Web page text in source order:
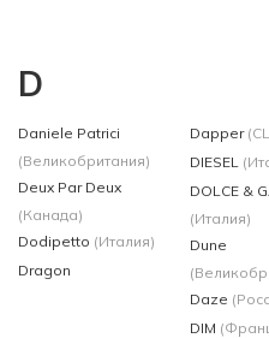
D
Daniele Patrici
(Великобритания)
Deux Par Deux
(Канада)
Dodipetto (Италия)
Dragon
Dapper
DIESEL
DOLCE &
(Италия)
Dune
Daze
DIM